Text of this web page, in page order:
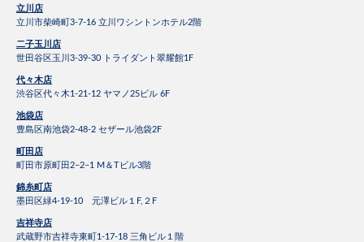
立川店
立川市柴崎町3-7-16 立川ワシントンホテル2階
二子玉川店
世田谷区玉川3-39-30 トライダント翠耀館1F
代々木店
渋谷区代々木1-21-12 ヤマノ25ビル 6F
池袋店
豊島区南池袋2-48-2 セザール池袋2F
町田店
町田市原町田2−2−1 M＆Tビル3階
錦糸町店
墨田区緑4-19-10 元澤ビル１F,２F
吉祥寺店
武蔵野市吉祥寺東町1-17-18 三角ビル１階